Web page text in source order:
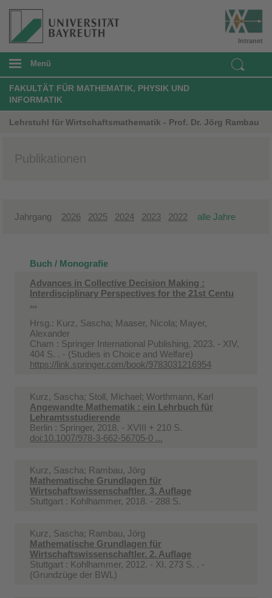
Intranet
Menü
FAKULTÄT FÜR MATHEMATIK, PHYSIK UND
INFORMATIK
Lehrstuhl für Wirtschaftsmathematik - Prof. Dr. Jörg Rambau
Publikationen
Jahrgang 2026 2025 2024 2023 2022 alle Jahre
Buch / Monografie
Advances in Collective Decision Making :
Interdisciplinary Perspectives for the 21st Centu
...
Hrsg.: Kurz, Sascha; Maaser, Nicola; Mayer,
Alexander
Cham : Springer International Publishing, 2023. - XIV,
404 S. . - (Studies in Choice and Welfare)
https://link.springer.com/book/9783031216954
Kurz, Sascha; Stoll, Michael; Worthmann, Karl
Angewandte Mathematik : ein Lehrbuch für
Lehramtsstudierende
Berlin : Springer, 2018. - XVIII + 210 S.
doi:10.1007/978-3-662-56705-0 ...
Kurz, Sascha; Rambau, Jörg
Mathematische Grundlagen für
Wirtschaftswissenschaftler. 3. Auflage
Stuttgart : Kohlhammer, 2018. - 288 S.
Kurz, Sascha; Rambau, Jörg
Mathematische Grundlagen für
Wirtschaftswissenschaftler. 2. Auflage
Stuttgart : Kohlhammer, 2012. - XI, 273 S. . -
(Grundzüge der BWL)